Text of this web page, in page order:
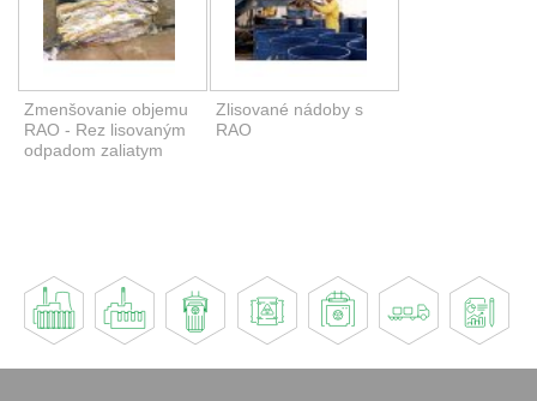
Zmenšovanie objemu
RAO - Rez lisovaným
odpadom zaliatym
Zlisované nádoby s
RAO